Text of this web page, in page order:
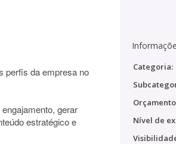
perfis da empresa no
gerar
estratégico e
Categoria:
Nível de